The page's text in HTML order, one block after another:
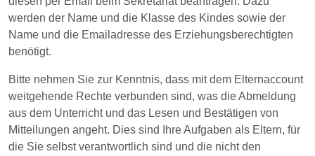
werden der Name und die Klasse des Kindes sowie der
Name und die Emailadresse des Erziehungsberechtigten
benötigt.
Bitte nehmen Sie zur Kenntnis, dass mit dem Elternaccount
weitgehende Rechte verbunden sind, was die Abmeldung
aus dem Unterricht und das Lesen und Bestätigen von
Mitteilungen angeht. Dies sind Ihre Aufgaben als Eltern, für
die Sie selbst verantwortlich sind und die nicht den